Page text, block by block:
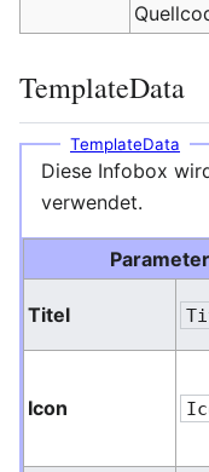
TemplateData
TemplateData
Diese Infobox
verwendet.
Parameter
Titel
Icon